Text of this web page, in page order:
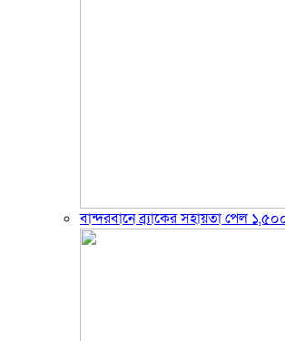
বান্দরবানে ব্র্যাকের সহায়তা পেল